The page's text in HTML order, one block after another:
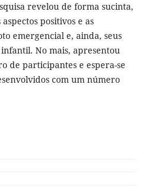
revelou de forma sucinta,
positivos e as
emergencial e, ainda, seus
No mais, apresentou
de participantes e espera-se
com um número